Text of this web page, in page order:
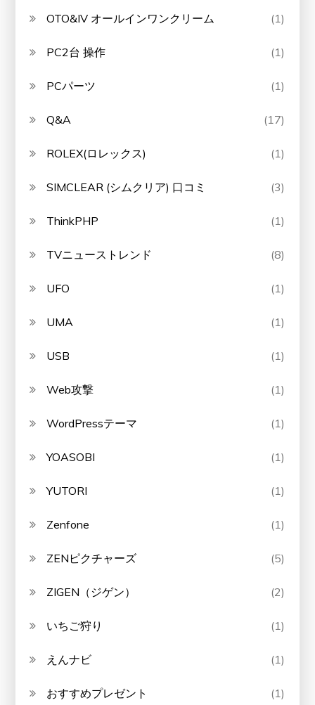
OTO&IV オールインワンクリーム (1)
PC2台 操作 (1)
PCパーツ (1)
Q&A (17)
ROLEX(ロレックス) (1)
SIMCLEAR (シムクリア) 口コミ (3)
ThinkPHP (1)
TVニューストレンド (8)
UFO (1)
UMA (1)
USB (1)
Web攻撃 (1)
WordPressテーマ (1)
YOASOBI (1)
YUTORI (1)
Zenfone (1)
ZENピクチャーズ (5)
ZIGEN（ジゲン） (2)
いちご狩り (1)
えんナビ (1)
おすすめプレゼント (1)